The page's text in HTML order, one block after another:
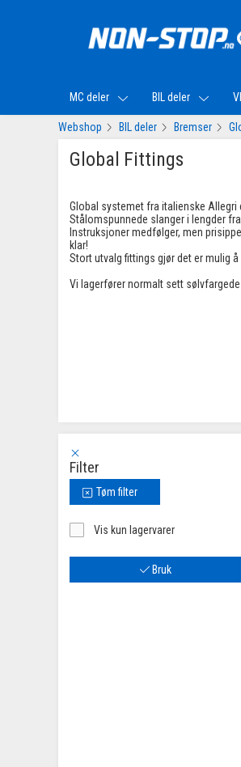
MC deler BIL deler
Webshop BIL deler Bremser
Global Fittings
Global systemet fra italienske Allegri
Stålomspunnede slanger i lengder
Instruksjoner medfølger, men
klar!
Stort utvalg fittings gjør det er mulig
Vi lagerfører normalt sett
Filter
Tøm filter
Vis kun lagervarer
Bruk